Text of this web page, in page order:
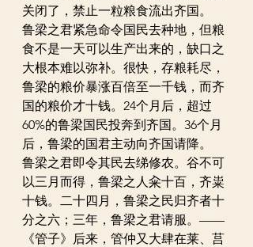
关闭了，禁止一粒粮食流出齐国。
鲁梁之君紧急命令国民去种地，但粮
食不是一天可以生产出来的，缺口之
大根本难以弥补。很快，存粮耗尽，
鲁梁的粮价暴涨百倍至一千钱，而齐
国的粮价才十钱。24个月后，超过
60%的鲁梁国民投奔到齐国。36个月
后，鲁梁的国君主动向齐国请降。
鲁梁之君即令其民去绨修农。谷不可
以三月而得，鲁梁之人籴十百，齐粜
十钱。二十四月，鲁梁之民归齐者十
分之六；三年，鲁梁之君请服。——
《管子》后来，管仲又大肆在莱、莒